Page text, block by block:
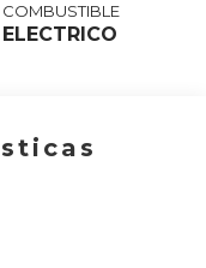
COMBUSTIBLE
ELECTRICO